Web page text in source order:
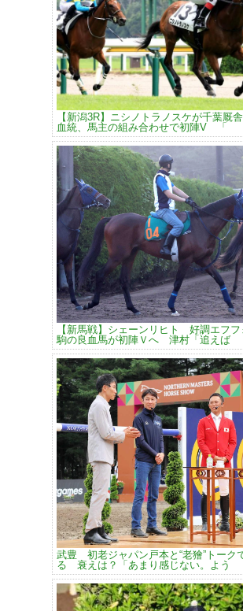
【新潟3R】ニシノトラノスケが千葉厩
血統、馬主の組み合わせで初陣V 「
【新馬戦】シェーンリヒト 好調エフフ
駒の良血馬が初陣Ｖへ 津村「追えば
武豊 初老ジャパン戸本と“老獪”トーク
る 衰えは？「あまり感じない。よう